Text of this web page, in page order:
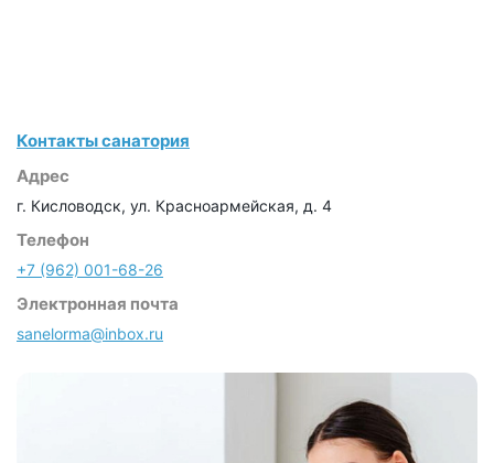
Контакты санатория
Адрес
г. Кисловодск, ул. Красноармейская, д. 4
Телефон
+7 (962) 001-68-26
Электронная почта
sanelorma@inbox.ru